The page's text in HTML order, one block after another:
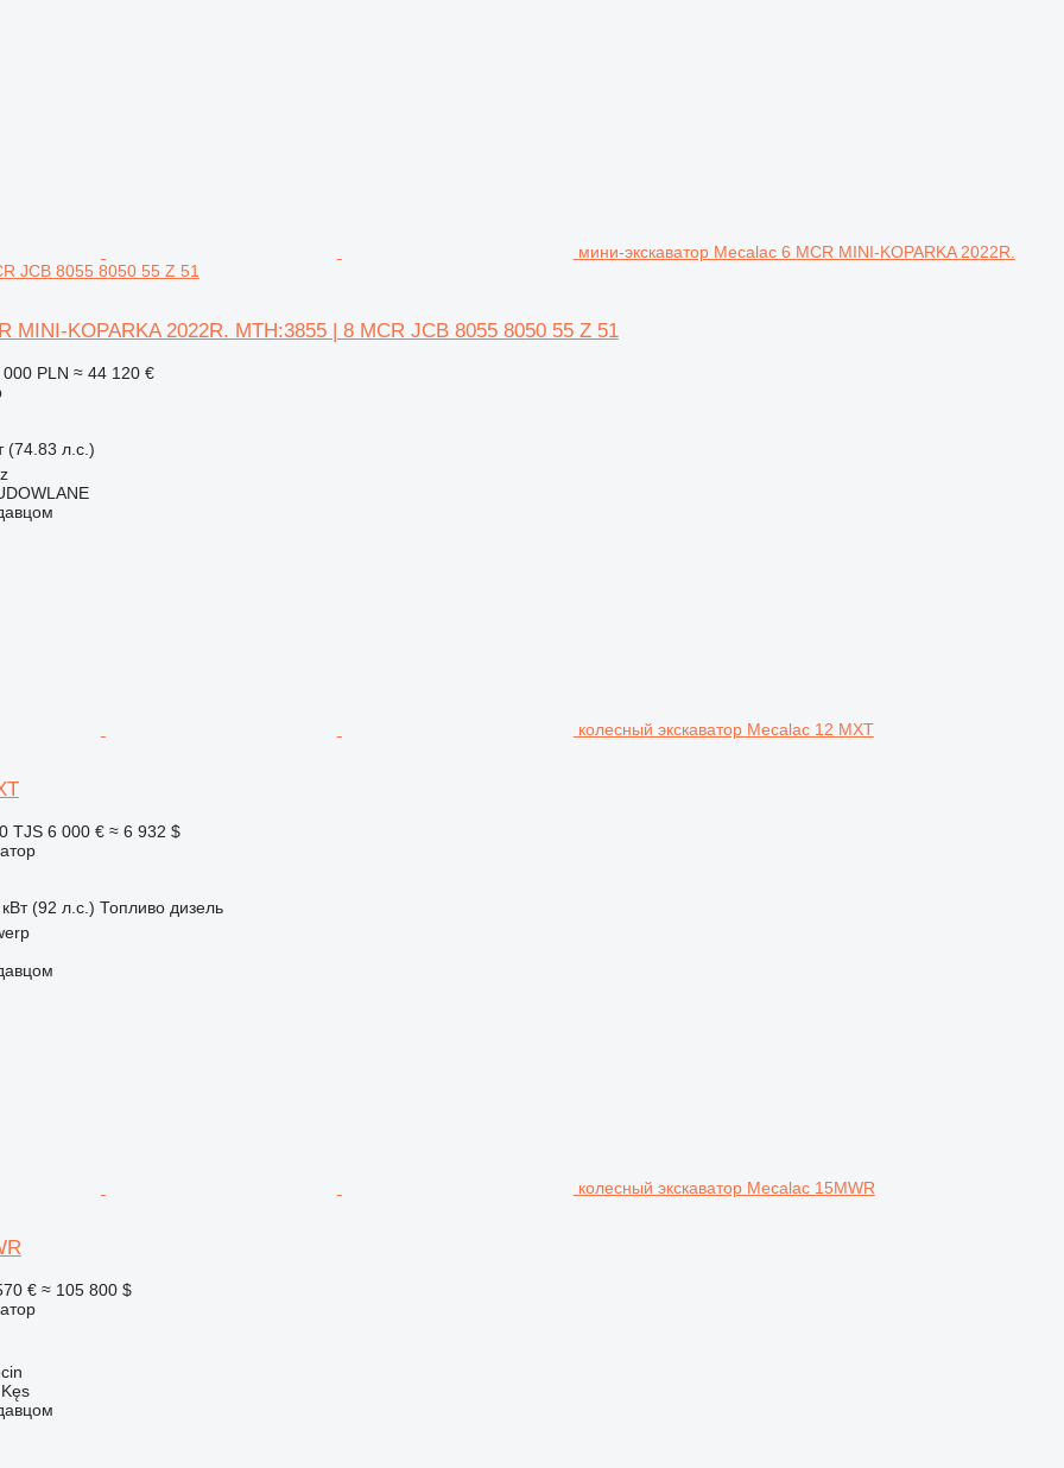
мини-экскаватор Mecalac 6 MCR MINI-KOPARKA 2022R.
JCB 8055 8050 55 Z 51
MINI-KOPARKA 2022R. MTH:3855 | 8 MCR JCB 8055 8050 55 Z 51
000 PLN ≈ 44 120 €
(74.83 л.с.)
колесный экскаватор Mecalac 12 MXT
TJS 6 000 € ≈ 6 932 $
(92 л.с.) Топливо дизель
колесный экскаватор Mecalac 15MWR
€ ≈ 105 800 $